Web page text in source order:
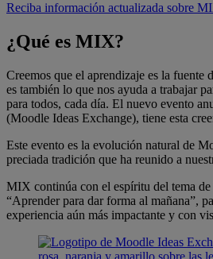
Reciba información actualizada sobre
¿Qué es MIX?
Creemos que el aprendizaje es la
es también lo que nos ayuda a trabajar
para todos, cada día. El nuevo evento
(Moodle Ideas Exchange), tiene esta
Este evento es la evolución natural de
preciada tradición que ha reunido a
MIX continúa con el espíritu del tema
“Aprender para dar forma al mañana”,
experiencia aún más impactante y con